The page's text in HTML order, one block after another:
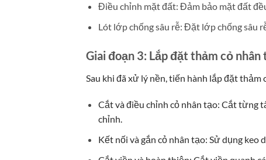
Điều chỉnh mặt đất: Đảm bảo mặt đất
Lót lớp chống sâu rễ: Đặt lớp chống sâu
Giai đoạn 3: Lắp đặt thảm cỏ nhân
Sau khi đã xử lý nền, tiến hành lắp đặt thảm
Cắt và điều chỉnh cỏ nhân tạo: Cắt từng
chỉnh.
Kết nối và gắn cỏ nhân tạo: Sử dụng keo